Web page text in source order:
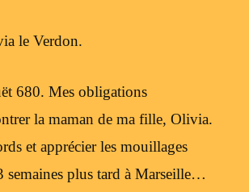
le Verdon.
680. Mes obligations
la maman de ma fille, Olivia.
et apprécier les mouillages
semaines plus tard à Marseille…